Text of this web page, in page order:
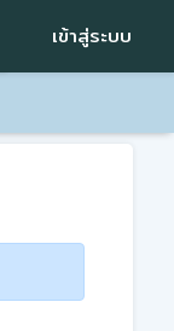
เข้าสู่ระบบ